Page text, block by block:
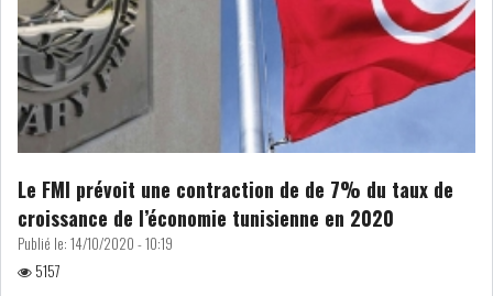
Le FMI prévoit une contraction de de 7% du taux de
croissance de l’économie tunisienne en 2020
Publié le: 14/10/2020 - 10:19
5157